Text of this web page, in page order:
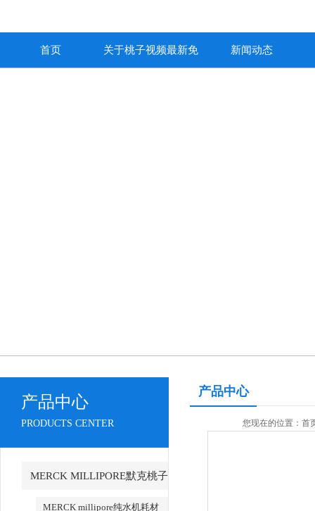
首页 关于桃子视频最新免 新闻动态
产品中心
PRODUCTS CENTER
MERCK MILLIPORE默克桃子
AV永久地址产品
MERCK millipore纯水机耗材
产品中心
您现在的位置： 首